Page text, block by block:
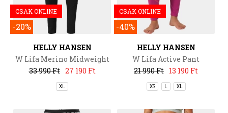
CSAK ONLINE
-20%
HELLY HANSEN
W Lifa Merino Midweight
Pant
33 990 Ft 27 190 Ft
XL
CSAK ONLINE
-40%
HELLY HANSEN
W Lifa Active Pant
21 990 Ft 13 190 Ft
XS XL